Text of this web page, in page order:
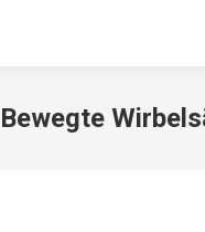
Bewegte